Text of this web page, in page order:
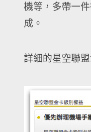
機等，多帶一
成。
詳細的星空聯